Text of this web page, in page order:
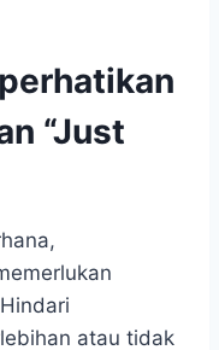
“Just
atau tidak